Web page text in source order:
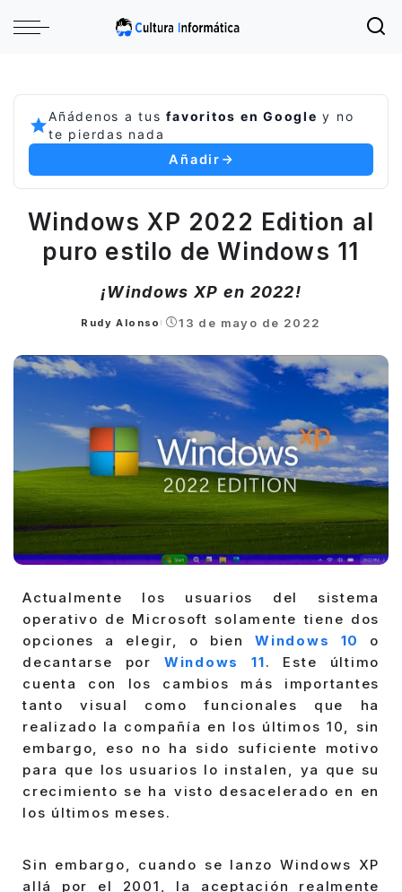
Añádenos a tusfavoritos en Google y no
te pierdas nada
Añadir
Windows XP 2022 Edition al
puro estilo de Windows 11
¡Windows XP en 2022!
Posted
Rudy Alonso 13 de mayo de 2022
Actualmente los usuarios del sistema
operativo de Microsoft solamente tiene dos
opciones a elegir, o bien Windows 10
o
decantarse por Windows 11. Este último
cuenta con los cambios más importantes
tanto visual como funcionales que ha
realizado la compañía en los últimos 10, sin
embargo, eso no ha sido suficiente motivo
para que los usuarios lo instalen, ya que su
crecimiento se ha visto desacelerado en en
los últimos meses.
Sin embargo, cuando se lanzo Windows XP
allá por el 2001, la aceptación realmente